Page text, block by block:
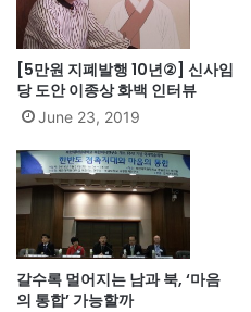
[5만원 지폐발행 10년②] 신사임
당 도안 이종상 화백 인터뷰
June 23, 2019
갈수록 멀어지는 남과 북, ‘마음
의 통합’ 가능할까